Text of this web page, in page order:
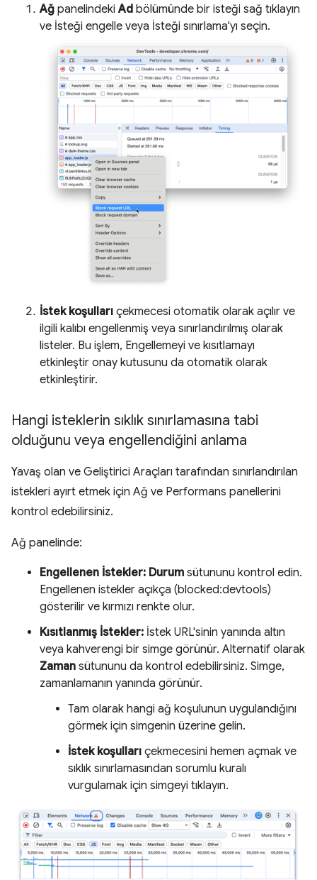
Ağ panelindekiAd bölümünde bir isteği sağ tıklayın
ve İsteği engelle veya İsteği sınırlama'yı seçin.
İstek koşulları çekmecesi otomatik olarak açılır ve
ilgili kalıbı engellenmiş veya sınırlandırılmış olarak
listeler. Bu işlem, Engellemeyi ve kısıtlamayı
etkinleştir onay kutusunu da otomatik olarak
etkinleştirir.
Hangi isteklerin sıklık sınırlamasına tabi
olduğunu veya engellendiğini anlama
Yavaş olan ve Geliştirici Araçları tarafından sınırlandırılan
istekleri ayırt etmek için Ağ ve Performans panellerini
kontrol edebilirsiniz.
Ağ panelinde:
Engellenen İstekler: Durum sütununu kontrol edin.
Engellenen istekler açıkça (blocked:devtools)
gösterilir ve kırmızı renkte olur.
Kısıtlanmış İstekler: İstek URL'sinin yanında altın
veya kahverengi bir simge görünür. Alternatif olarak
Zaman sütununu da kontrol edebilirsiniz. Simge,
zamanlamanın yanında görünür.
Tam olarak hangi ağ koşulunun uygulandığını
görmek için simgenin üzerine gelin.
İstek koşulları çekmecesini hemen açmak ve
sıklık sınırlamasından sorumlu kuralı
vurgulamak için simgeyi tıklayın.